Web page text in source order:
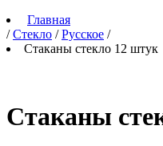
Главная
/ Стекло / Русское /
Стаканы стекло 12 штук
Стаканы